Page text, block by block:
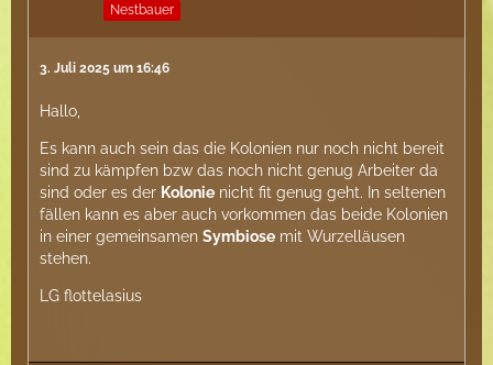
Nestbauer
3. Juli 2025 um 16:46
Hallo,
Es kann auch sein das die Kolonien nur noch nicht bereit
sind zu kämpfen bzw das noch nicht genug Arbeiter da
sind oder es der Kolonie nicht fit genug geht. In seltenen
fällen kann es aber auch vorkommen das beide Kolonien
in einer gemeinsamen Symbiose mit Wurzelläusen
stehen.
LG flottelasius